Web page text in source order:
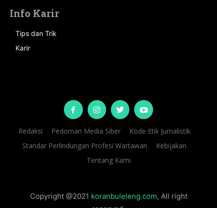
Info Karir
Tips dan Trik
Karir
Redaksi Pedoman Media Siber
Kode Etik Jurnalistik
Standar Perlindungan Profesi Wartawan
Kebijakan
Tentang Kami
Copyright @2021 koranbuleleng.com, All right